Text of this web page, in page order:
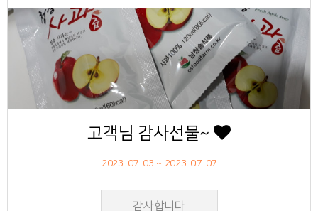
고객님 감사선물~
2023-07-03 ~ 2023-07-07
감사합니다